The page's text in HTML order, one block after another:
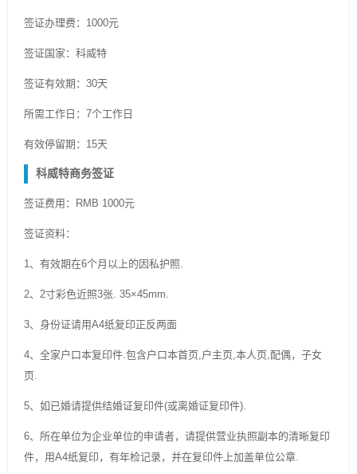
签证办理费：1000元
签证国家：科威特
签证有效期：30天
所需工作日：7个工作日
有效停留期：15天
科威特商务签证
签证费用：RMB 1000元
签证资料：
1、有效期在6个月以上的因私护照.
2、2寸彩色近照3张. 35×45mm.
3、身份证请用A4纸复印正反两面
4、全家户口本复印件.包含户口本首页,户主页,本人页,配偶，子女
页.
5、如已婚请提供结婚证复印件(或离婚证复印件).
6、所在单位为企业单位的申请者，请提供营业执照副本的清晰复印
件，用A4纸复印，有年检记录，并在复印件上加盖单位公章.